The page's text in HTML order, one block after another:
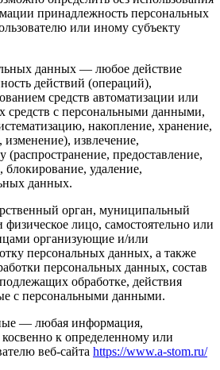
принадлежность персональных
или иному субъекту
данных — любое действие
действий (операций),
средств автоматизации или
средств с персональными данными,
накопление, хранение,
извлечение,
(распространение, предоставление,
блокирование, удаление,
данных.
орган, муниципальный
лицо, самостоятельно или
организующие и/или
персональных данных, а также
персональных данных, состав
обработке, действия
с персональными данными.
— любая информация,
к определенному или
веб-сайта https://www.a-stom.ru/